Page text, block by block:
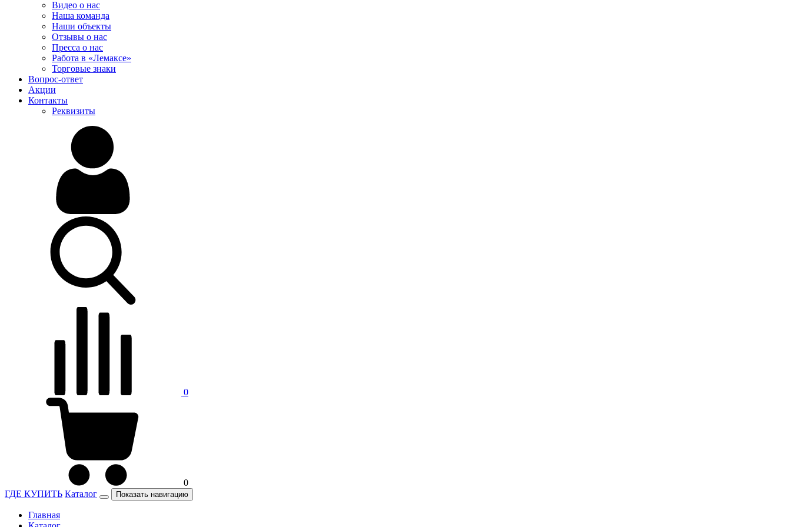
Видео о нас
Наша команда
Наши объекты
Отзывы о нас
Пресса о нас
Работа в «Лемаксе»
Торговые знаки
Вопрос-ответ
Акции
Контакты
Реквизиты
0
0
ГДЕ КУПИТЬ Каталог Показать навигацию
Главная